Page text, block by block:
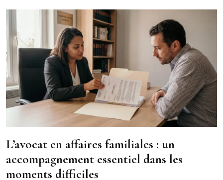
L’avocat en affaires familiales : un
accompagnement essentiel dans les
moments difficiles